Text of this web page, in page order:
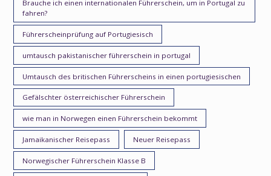
Brauche ich einen internationalen Führerschein, um in Portugal zu
fahren?
Führerscheinprüfung auf Portugiesisch
umtausch pakistanischer führerschein in portugal
Umtausch des britischen Führerscheins in einen portugiesischen
Gefälschter österreichischer Führerschein
wie man in Norwegen einen Führerschein bekommt
Jamaikanischer Reisepass Neuer Reisepass
Norwegischer Führerschein Klasse B